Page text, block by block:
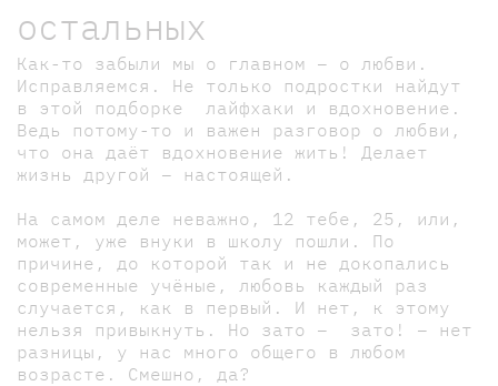
остальных
Как-то забыли мы о главном – о любви.
Исправляемся. Не только подростки найдут
в этой подборке лайфхаки и вдохновение.
Ведь потому-то и важен разговор о любви,
что она даёт вдохновение жить! Делает
жизнь другой – настоящей.
На самом деле неважно, 12 тебе, 25, или,
может, уже внуки в школу пошли. По
причине, до которой так и не докопались
современные учёные, любовь каждый раз
случается, как в первый. И нет, к этому
нельзя привыкнуть. Но зато – зато! – нет
разницы, у нас много общего в любом
возрасте. Смешно, да?